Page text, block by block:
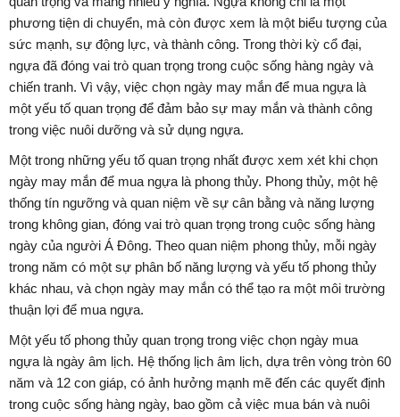
phương tiện di chuyển, mà còn được xem là một biểu tượng của
sức mạnh, sự động lực, và thành công. Trong thời kỳ cổ đại,
ngựa đã đóng vai trò quan trọng trong cuộc sống hàng ngày và
chiến tranh. Vì vậy, việc chọn ngày may mắn để mua ngựa là
một yếu tố quan trọng để đảm bảo sự may mắn và thành công
trong việc nuôi dưỡng và sử dụng ngựa.
Một trong những yếu tố quan trọng nhất được xem xét khi chọn
ngày may mắn để mua ngựa là phong thủy. Phong thủy, một hệ
thống tín ngưỡng và quan niệm về sự cân bằng và năng lượng
trong không gian, đóng vai trò quan trọng trong cuộc sống hàng
ngày của người Á Đông. Theo quan niệm phong thủy, mỗi ngày
trong năm có một sự phân bố năng lượng và yếu tố phong thủy
khác nhau, và chọn ngày may mắn có thể tạo ra một môi trường
thuận lợi để mua ngựa.
Một yếu tố phong thủy quan trọng trong việc chọn ngày mua
ngựa là ngày âm lịch. Hệ thống lịch âm lịch, dựa trên vòng tròn 60
năm và 12 con giáp, có ảnh hưởng mạnh mẽ đến các quyết định
trong cuộc sống hàng ngày, bao gồm cả việc mua bán và nuôi